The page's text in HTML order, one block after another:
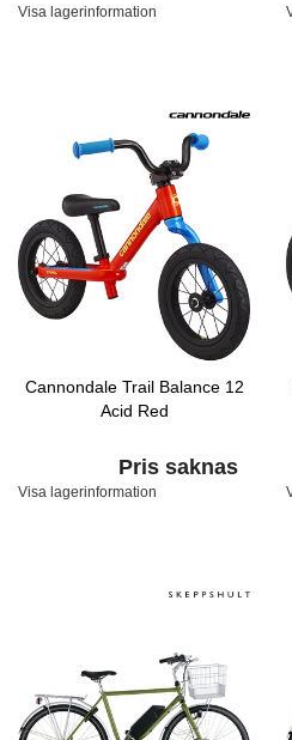
Visa lagerinformation
Cannondale Trail Balance 12
Acid Red
Pris saknas
Visa lagerinformation